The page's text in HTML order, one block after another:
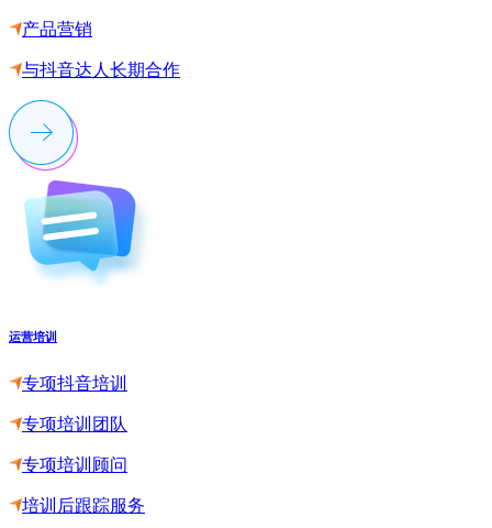
产品营销
与抖音达人长期合作
运营培训
专项抖音培训
专项培训团队
专项培训顾问
培训后跟踪服务